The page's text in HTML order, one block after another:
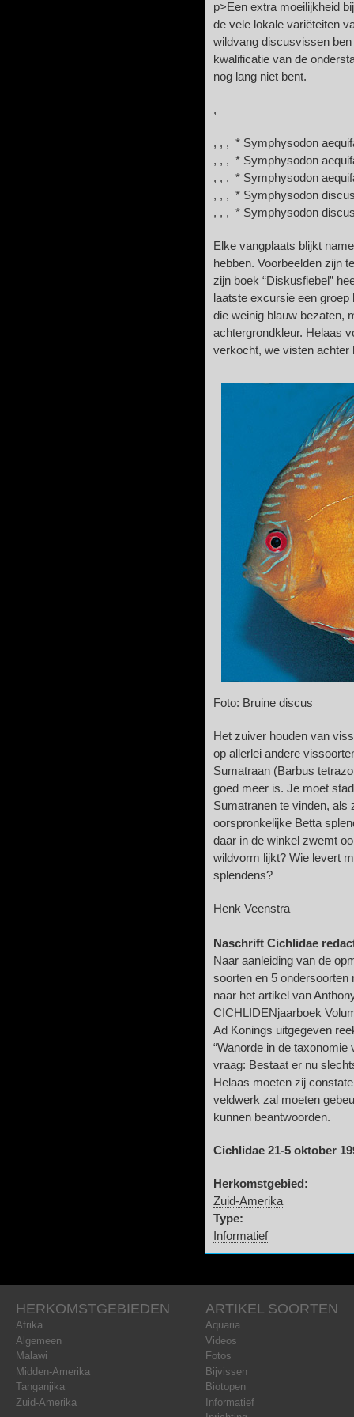
p>Een extra moeilijkheid
de vele lokale variëteiten
wildvang discusvissen
kwalificatie van de
nog lang niet bent.
,
, , , * Symphysodon
, , , * Symphysodon
, , , * Symphysodon
, , , * Symphysodon
, , , * Symphysodon
Elke vangplaats blijkt
hebben. Voorbeelden zijn
zijn boek “Diskusfiebel”
laatste excursie een
die weinig blauw bezaten,
achtergrondkleur. Helaas
verkocht, we visten achter
Foto: Bruine discus
Het zuiver houden van
op allerlei andere
Sumatraan (Barbus
goed meer is. Je moet
Sumatranen te vinden, als
oorspronkelijke Betta
daar in de winkel zwemt
wildvorm lijkt? Wie levert
splendens?
Henk Veenstra
Naschrift Cichlidae
Naar aanleiding van de
soorten en 5 ondersoorten
naar het artikel van
CICHLIDENjaarboek
Ad Konings uitgegeven
“Wanorde in de taxonomie
vraag: Bestaat er nu
Helaas moeten zij
veldwerk zal moeten
kunnen beantwoorden.
Cichlidae 21-5 oktober
Herkomstgebied:
Zuid-Amerika
Type:
Informatief
HERKOMSTGEBIEDEN
Afrika
Algemeen
Malawi
Midden-Amerika
Tanganjika
Zuid-Amerika
ARTIKEL SOORTEN
Aquaria
Videos
Fotos
Bijvissen
Biotopen
Informatief